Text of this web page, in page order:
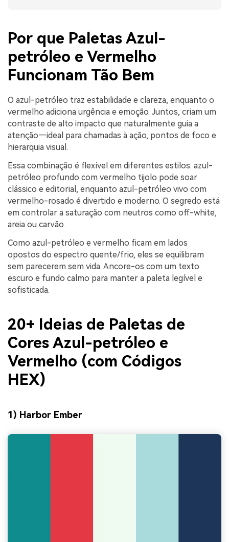
Por que Paletas Azul-
petróleo e Vermelho
Funcionam Tão Bem
O azul-petróleo traz estabilidade e clareza, enquanto o
vermelho adiciona urgência e emoção. Juntos, criam um
contraste de alto impacto que naturalmente guia a
atenção—ideal para chamadas à ação, pontos de foco e
hierarquia visual.
Essa combinação é flexível em diferentes estilos: azul-
petróleo profundo com vermelho tijolo pode soar
clássico e editorial, enquanto azul-petróleo vivo com
vermelho-rosado é divertido e moderno. O segredo está
em controlar a saturação com neutros como off-white,
areia ou carvão.
Como azul-petróleo e vermelho ficam em lados
opostos do espectro quente/frio, eles se equilibram
sem parecerem sem vida. Ancore-os com um texto
escuro e fundo calmo para manter a paleta legível e
sofisticada.
20+ Ideias de Paletas de
Cores Azul-petróleo e
Vermelho (com Códigos
HEX)
1) Harbor Ember